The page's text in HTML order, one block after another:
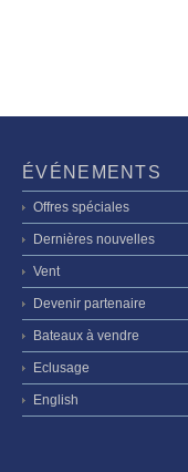
ÉVÉNEMENTS
Offres spéciales
Dernières nouvelles
Vent
Devenir partenaire
Bateaux à vendre
Eclusage
English